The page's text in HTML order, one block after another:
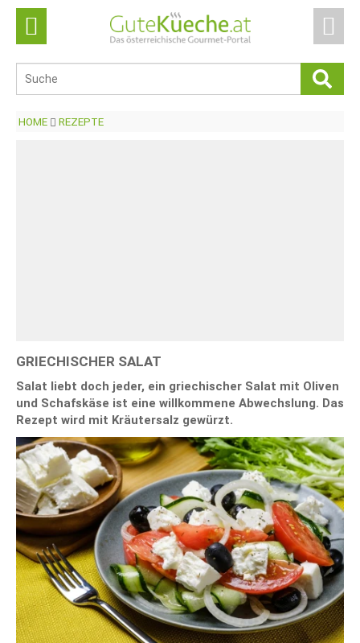
HOME REZEPTE
GRIECHISCHER SALAT
Salat liebt doch jeder, ein griechischer Salat mit Oliven
und Schafskäse ist eine willkommene Abwechslung. Das
Rezept wird mit Kräutersalz gewürzt.